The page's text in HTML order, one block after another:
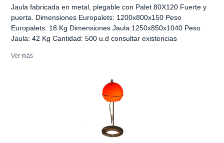
Jaula fabricada en metal, plegable con Palet 80X120 Fuerte y
puerta. Dimensiones Europalets: 1200x800x150 Peso
Europalets: 18 Kg Dimensiones Jaula:1250x850x1040 Peso
Jaula: 42 Kg Cantidad: 500 u.d consultar existencias
Ver más